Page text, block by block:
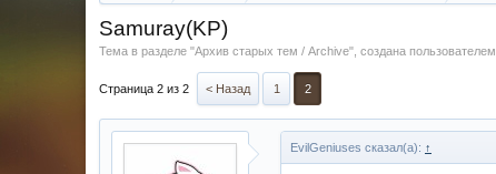
Samuray(KP)
Тема в разделе "Архив старых тем / Archive", создана пользователем
Страница 2 из 2 < Назад 1 2
EvilGeniuses сказал(а): ↑